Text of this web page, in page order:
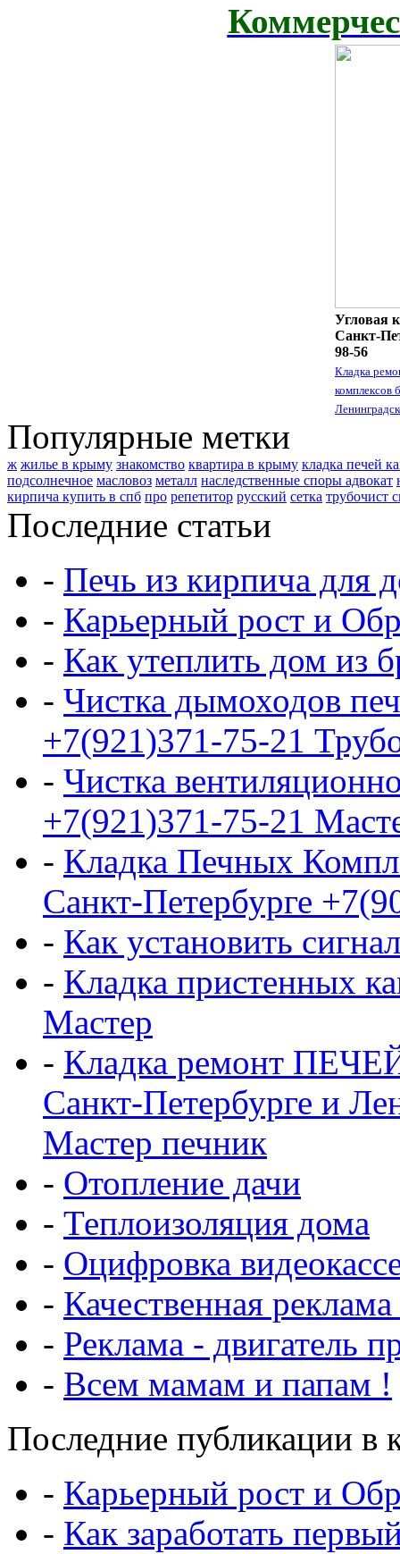
Угловая
Санкт-
98-56
Кладка
комплексов
Популярные метки
ж жилье в крыму знакомство квартира в крыму кладка печей
подсолнечное масловоз металл наследственные споры адвокат
кирпича купить в спб про репетитор русский сетка трубочист
Последние статьи
- Печь из кирпича для
- Карьерный рост и
- Как утеплить дом из
- Чистка дымоходов
+7(921)371-75-21
- Чистка
+7(921)371-75-21
- Кладка Печных
Санкт-Петербурге
- Как установить
- Кладка пристенных
Мастер
- Кладка ремонт
Санкт-Петербурге и
Мастер печник
- Отопление дачи
- Теплоизоляция дома
- Оцифровка
- Качественная
- Реклама - двигатель
- Всем мамам и папам !
Последние публикации в
- Карьерный рост и
- Как заработать